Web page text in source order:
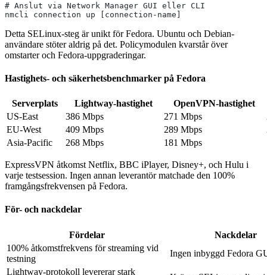
# Anslut via Network Manager GUI eller CLI
nmcli connection up [connection-name]
Detta SELinux-steg är unikt för Fedora. Ubuntu och Debian-
användare stöter aldrig på det. Policymodulen kvarstår över
omstarter och Fedora-uppgraderingar.
Hastighets- och säkerhetsbenchmarker på Fedora
Serverplats Lightway-hastighet
OpenVPN-hastighet
US-East
386 Mbps 271 Mbps
EU-West
409 Mbps 289 Mbps
Asia-Pacific
268 Mbps 181 Mbps
ExpressVPN åtkomst Netflix, BBC iPlayer, Disney+, och Hulu i
varje testsession. Ingen annan leverantör matchade den 100%
framgångsfrekvensen på Fedora.
För- och nackdelar
Fördelar
Nackdelar
100% åtkomstfrekvens för streaming vid
testning
Ingen inbyggd Fedora
Lightway-protokoll levererar stark